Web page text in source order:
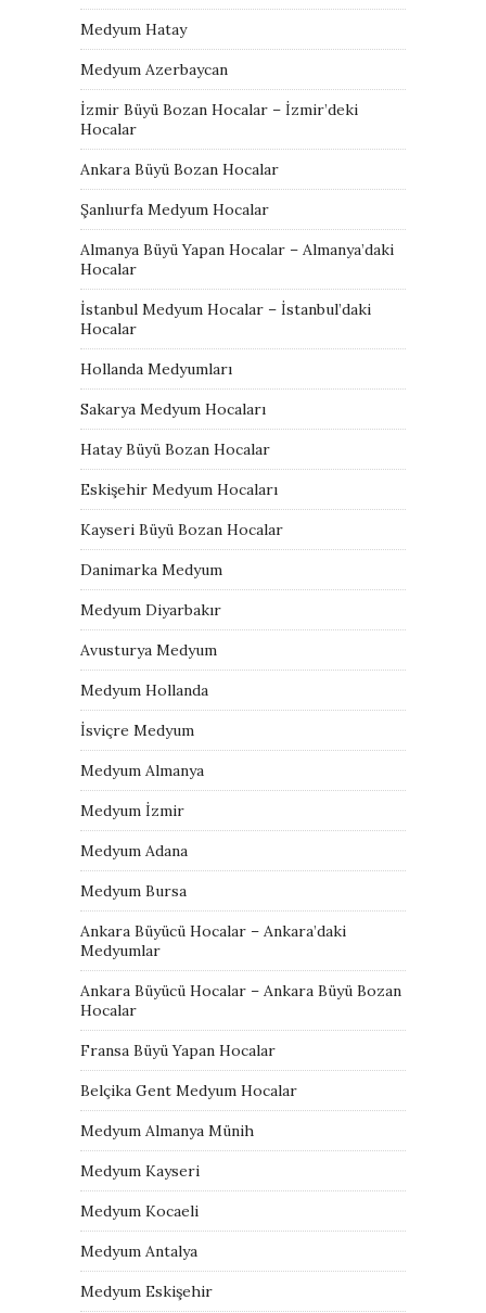
Medyum Hatay
Medyum Azerbaycan
İzmir Büyü Bozan Hocalar – İzmir’deki
Hocalar
Ankara Büyü Bozan Hocalar
Şanlıurfa Medyum Hocalar
Almanya Büyü Yapan Hocalar – Almanya’daki
Hocalar
İstanbul Medyum Hocalar – İstanbul’daki
Hocalar
Hollanda Medyumları
Sakarya Medyum Hocaları
Hatay Büyü Bozan Hocalar
Eskişehir Medyum Hocaları
Kayseri Büyü Bozan Hocalar
Danimarka Medyum
Medyum Diyarbakır
Avusturya Medyum
Medyum Hollanda
İsviçre Medyum
Medyum Almanya
Medyum İzmir
Medyum Adana
Medyum Bursa
Ankara Büyücü Hocalar – Ankara’daki
Medyumlar
Ankara Büyücü Hocalar – Ankara Büyü Bozan
Hocalar
Fransa Büyü Yapan Hocalar
Belçika Gent Medyum Hocalar
Medyum Almanya Münih
Medyum Kayseri
Medyum Kocaeli
Medyum Antalya
Medyum Eskişehir